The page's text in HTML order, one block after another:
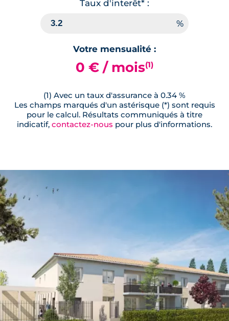
Taux d'interêt* :
Votre mensualité :
0 € / mois(1)
(1) Avec un taux d'assurance à 0.34 %
Les champs marqués d'un astérisque (*) sont requis
pour le calcul. Résultats communiqués à titre
indicatif, contactez-nous pour plus d'informations.